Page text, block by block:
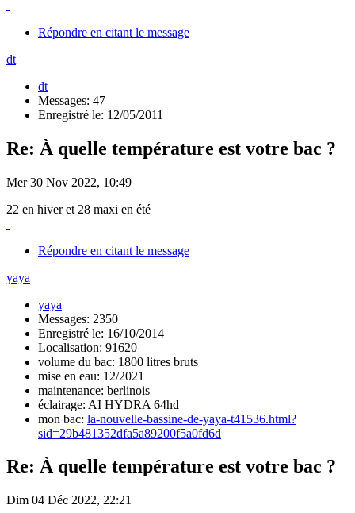
Répondre en citant le message
dt
dt
Messages: 47
Enregistré le: 12/05/2011
Re: À quelle température est votre bac ?
Mer 30 Nov 2022, 10:49
22 en hiver et 28 maxi en été
Répondre en citant le message
yaya
yaya
Messages: 2350
Enregistré le: 16/10/2014
Localisation: 91620
volume du bac: 1800 litres bruts
mise en eau: 12/2021
maintenance: berlinois
éclairage: AI HYDRA 64hd
mon bac: la-nouvelle-bassine-de-yaya-t41536.html?
sid=29b481352dfa5a89200f5a0fd6d
Re: À quelle température est votre bac ?
Dim 04 Déc 2022, 22:21